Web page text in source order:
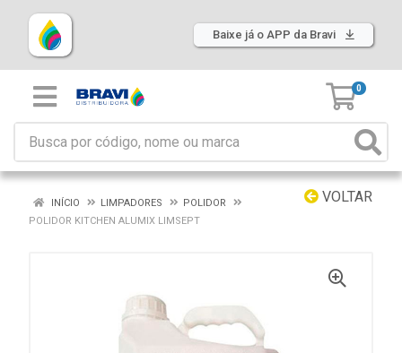
Baixe já o APP da Bravi
0
VOLTAR
INÍCIO LIMPADORES
POLIDOR
POLIDOR KITCHEN ALUMIX LIMSEPT